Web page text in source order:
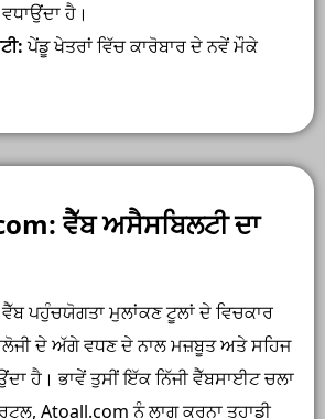
ਹੈ।
ਪੇਂਡੂ ਖੇਤਰਾਂ ਵਿੱਚ ਕਾਰੋਬਾਰ ਦੇ ਨਵੇਂ ਮੌਕੇ
ਵੈੱਬ ਅਸੈਸਬਿਲਟੀ ਦਾ
ਪਹੁੰਚਯੋਗਤਾ ਮੁਲਾਂਕਣ ਟੂਲਾਂ ਦੇ ਵਿਚਕਾਰ
ਦੇ ਅੱਗੇ ਵਧਣ ਦੇ ਨਾਲ ਮਜ਼ਬੂਤ ​​ਅਤੇ ਸਹਿਜ
ਹੈ। ਭਾਵੇਂ ਤੁਸੀਂ ਇੱਕ ਨਿੱਜੀ ਵੈੱਬਸਾਈਟ ਚਲਾ
Atoall.com ਨੂੰ ਲਾਗੂ ਕਰਨਾ ਤੁਹਾਡੀ